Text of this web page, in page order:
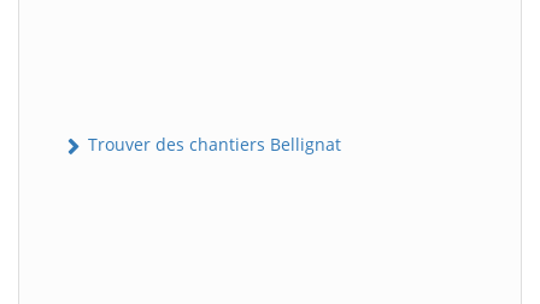
Trouver des chantiers Bellignat